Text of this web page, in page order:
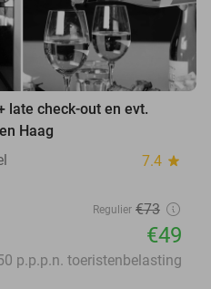
late check-out en evt.
Haag
7.4 star
Regulier €73
€49
p.p.p.n. toeristenbelasting